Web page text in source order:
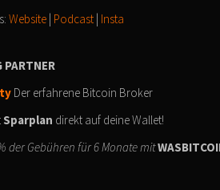
Website | Podcast | Insta
PARTNER
Der erfahrene Bitcoin Broker
Sparplan direkt auf deine Wallet!
der Gebühren für 6 Monate mit